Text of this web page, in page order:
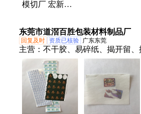
模切厂 宏新业
加厚耐磨 可移
底纸
东莞市道滘百胜包装材料制品厂
回复及时 资质已核验 广东东莞
主营： 不干胶、易碎纸、揭开留
签、合成纸、分层纸、void材料
光、激光镭射、激光全息、透明易
胶、冷印膜不干胶、转印膜不干胶